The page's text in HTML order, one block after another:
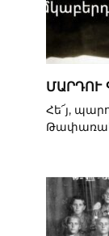
ՄԱՐԴՈՒ
Հե՜յ,